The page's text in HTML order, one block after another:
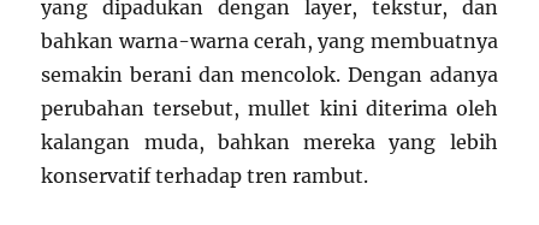
yang dipadukan dengan layer, tekstur, dan
bahkan warna-warna cerah, yang membuatnya
semakin berani dan mencolok. Dengan adanya
perubahan tersebut, mullet kini diterima oleh
kalangan muda, bahkan mereka yang lebih
konservatif terhadap tren rambut.